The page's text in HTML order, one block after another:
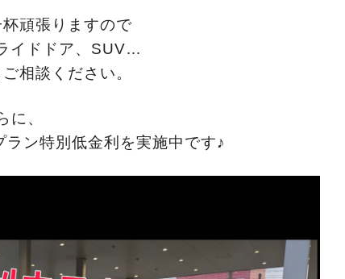
頑張りますので
イドドア、SUV…
相談ください。
に、
ン特別低金利を実施中です♪